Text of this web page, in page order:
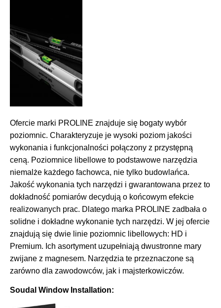
Ofercie marki PROLINE znajduje się bogaty wybór
poziomnic. Charakteryzuje je wysoki poziom jakości
wykonania i funkcjonalności połączony z przystępną
ceną. Poziomnice libellowe to podstawowe narzędzia
niemalże każdego fachowca, nie tylko budowlańca.
Jakość wykonania tych narzędzi i gwarantowana przez to
dokładność pomiarów decydują o końcowym efekcie
realizowanych prac. Dlatego marka PROLINE zadbała o
solidne i dokładne wykonanie tych narzędzi. W jej ofercie
znajdują się dwie linie poziomnic libellowych: HD i
Premium. Ich asortyment uzupełniają dwustronne mary
zwijane z magnesem. Narzędzia te przeznaczone są
zarówno dla zawodowców, jak i majsterkowiczów.
Soudal Window Installation: